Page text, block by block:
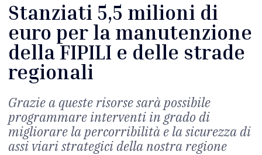
Stanziati 5,5 milioni di
euro per la manutenzione
della FIPILI e delle strade
regionali
Grazie a queste risorse sarà possibile
programmare interventi in grado di
migliorare la percorribilità e la sicurezza di
assi viari strategici della nostra regione